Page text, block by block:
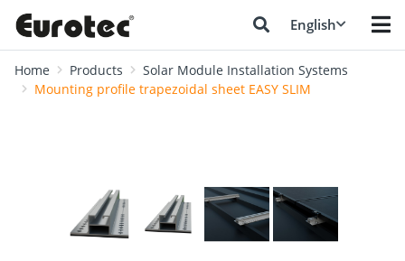
English
Home Products
Solar Module Installation Systems
Mounting profile trapezoidal sheet EASY SLIM